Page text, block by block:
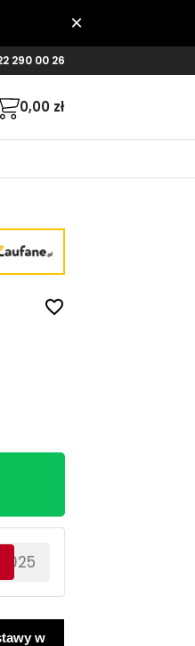
290 00 26
0,00 zł
favorite_border
w